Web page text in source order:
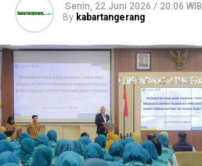
Senin, 22 Juni 2026 / 20:06 WIB
By kabartangerang